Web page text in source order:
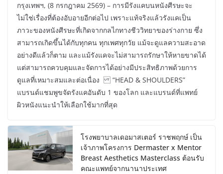
กรุงเทพฯ, (8 กรกฎาคม 2569) – การมีรังแคบนหนังศีรษะจะ
ไม่ใช่เรื่องที่ต้องอับอายอีกต่อไป เพราะแท้จริงแล้วรังแคเป็น
ภาวะของหนังศีรษะที่เกิดจากกลไกทางชีววิทยาของร่างกาย ซึ่ง
สามารถเกิดขึ้นได้กับทุกคน ทุกเพศทุกวัย แม้จะดูแลความสะอาด
อย่างดีแล้วก็ตาม และแม้รังแคจะไม่สามารถรักษาให้หายขาดได้
แต่สามารถควบคุมและจัดการได้อย่างมีประสิทธิภาพด้วยการ
ดูแลที่เหมาะสมและต่อเนื่อง “HEAD & SHOULDERS”
แบรนด์แชมพูขจัดรังแคอันดับ 1 ของโลก และแบรนด์ที่แพทย์
ผิวหนังแนะนำให้เลือกใช้มากที่สุด
โรงพยาบาลเดอมาสเตอร์ ราชพฤกษ์ เป็น
เจ้าภาพโครงการ Dermaster x Mentor
Breast Aesthetics Masterclass ต้อนรับ
คณะแพทย์จากนานาประเทศ